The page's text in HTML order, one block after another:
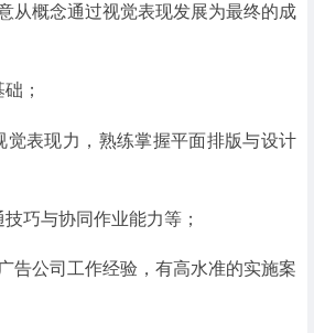
从概念通过视觉表现发展为最终的成
；
觉表现力，熟练掌握平面排版与设计
巧与协同作业能力等；
告公司工作经验，有高水准的实施案